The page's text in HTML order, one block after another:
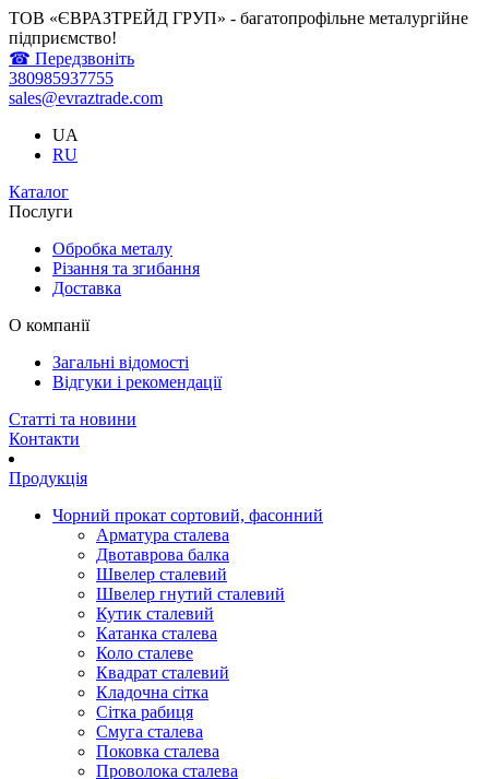
ТОВ «ЄВРАЗТРЕЙД ГРУП» - багатопрофільне металургійне
підприємство!
☎ Передзвоніть
380985937755
sales@evraztrade.com
UA
RU
Каталог
Послуги
Обробка металу
Різання та згибання
Доставка
О компанії
Загальні відомості
Відгуки і рекомендації
Статті та новини
Контакти
Продукція
Чорний прокат сортовий, фасонний
Арматура сталева
Двотаврова балка
Швелер сталевий
Швелер гнутий сталевий
Кутик сталевий
Катанка сталева
Коло сталеве
Квадрат сталевий
Кладочна сітка
Сітка рабиця
Смуга сталева
Поковка сталева
Проволока сталева